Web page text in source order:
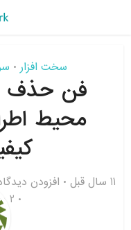
سخت افزار •
فن حذف
محیط
11 سال قبل افزودن
2 دقیقه زمان مطالعه